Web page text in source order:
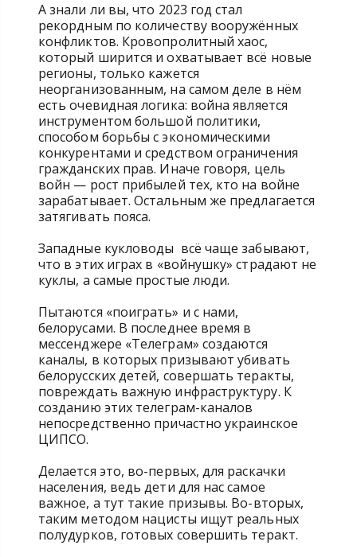
А знали ли вы, что 2023 год стал
рекордным по количеству вооружённых
конфликтов. Кровопролитный хаос,
который ширится и охватывает всё новые
регионы, только кажется
неорганизованным, на самом деле в нём
есть очевидная логика: война является
инструментом большой политики,
способом борьбы с экономическими
конкурентами и средством ограничения
гражданских прав. Иначе говоря, цель
войн — рост прибылей тех, кто на войне
зарабатывает. Остальным же предлагается
затягивать пояса.
Западные кукловоды всё чаще забывают,
что в этих играх в «войнушку» страдают не
куклы, а самые простые люди.
Пытаются «поиграть» и с нами,
белорусами. В последнее время в
мессенджере «Телеграм» создаются
каналы, в которых призывают убивать
белорусских детей, совершать теракты,
повреждать важную инфраструктуру. К
созданию этих телеграм-каналов
непосредственно причастно украинское
ЦИПСО.
Делается это, во-первых, для раскачки
населения, ведь дети для нас самое
важное, а тут такие призывы. Во-вторых,
таким методом нацисты ищут реальных
полудурков, готовых совершить теракт.